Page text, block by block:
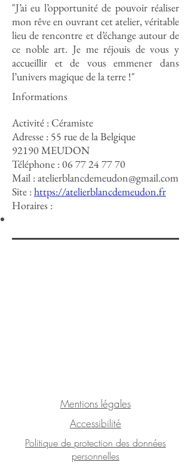
"J’ai eu l’opportunité de pouvoir réaliser
mon rêve en ouvrant cet atelier, véritable
lieu de rencontre et d’échange autour de
ce noble art. Je me réjouis de vous y
accueillir et de vous emmener dans
l’univers magique de la terre !"
Informations
Activité : Céramiste
Adresse : 55 rue de la Belgique
92190 MEUDON
Téléphone :06 77 24 77 70
Mail :atelierblancdemeudon@gmail.com
Site :https://atelierblancdemeudon.fr
Horaires :
Mentions légales
Accessibilité
Politique de protection des données
personnelles